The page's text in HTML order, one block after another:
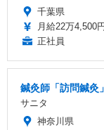
千葉県
月給22万4,500
正社員
鍼灸師「訪問鍼灸
サニタ
神奈川県